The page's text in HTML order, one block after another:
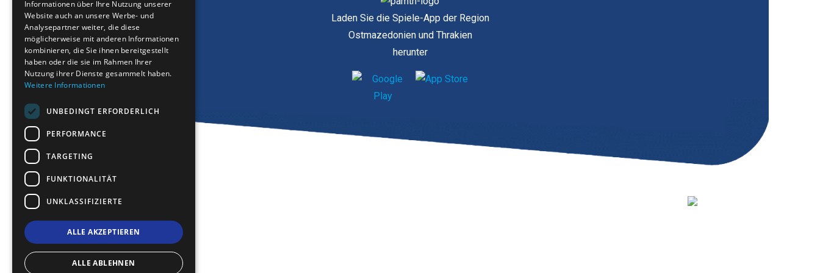
Laden Sie die Spiele-App der Region
Ostmazedonien und Thrakien
herunter
BULGARIAN
ROMANIAN
TURKISH
Informationen über Ihre Nutzung unserer
Website auch an unsere Werbe- und
Analysepartner weiter, die diese
möglicherweise mit anderen Informationen
kombinieren, die Sie ihnen bereitgestellt
haben oder die sie im Rahmen Ihrer
Nutzung ihrer Dienste gesammelt haben.
Weitere Informationen
UNBEDINGT ERFORDERLICH
PERFORMANCE
TARGETING
FUNKTIONALITÄT
UNKLASSIFIZIERTE
ALLE AKZEPTIEREN
ALLE ABLEHNEN